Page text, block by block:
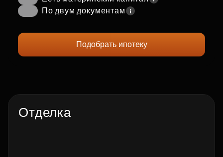
По двум документам
Подобрать ипотеку
Отделка